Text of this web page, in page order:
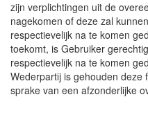
zijn verplichtingen uit de
nagekomen of deze zal
respectievelijk na te komen
toekomt, is Gebruiker
respectievelijk na te komen
Wederpartij is gehouden deze
sprake van een afzonderlijke